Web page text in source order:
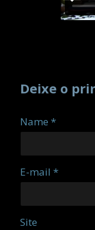
Deixe o
Name *
E-mail *
Site